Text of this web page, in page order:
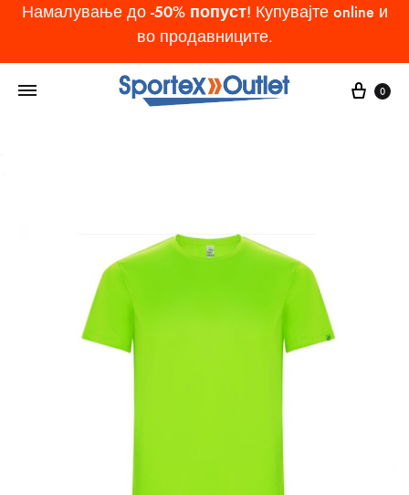
Намалување до -50% попуст! Купувајте online и
во продавниците.
Cart
0